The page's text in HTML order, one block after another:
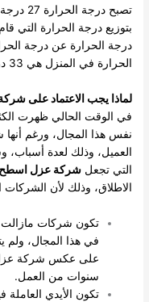
تصبح
بتوزيع درجة الحرارة التي
درجة الحرارة عن درجة
الحرارة في المنزل هي 33 درجة، وهذا بسبب العامل الحراري.
لماذا يجب الاعتماد على
في الوقت الحالي ظهرت
نفس هذا المجال، ورغم أنها
العميل، وذلك لعدة
التي تجعلشركة عزل اسطح
الاطلاق، وذلك لأن الشركات
تكون شركات مازالت
في هذا المجال، ولم
على عكس شركة عزل
سنوات من العمل.
تكون الأيدي العاملة